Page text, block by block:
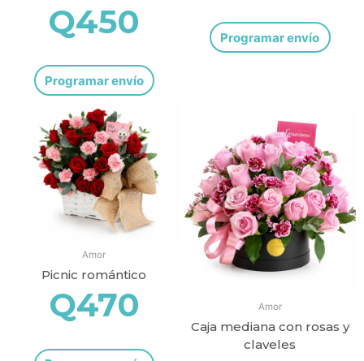
Q450
Programar envío
Programar envío
Amor
Picnic romántico
Q470 Amor
Caja mediana con rosas y
claveles